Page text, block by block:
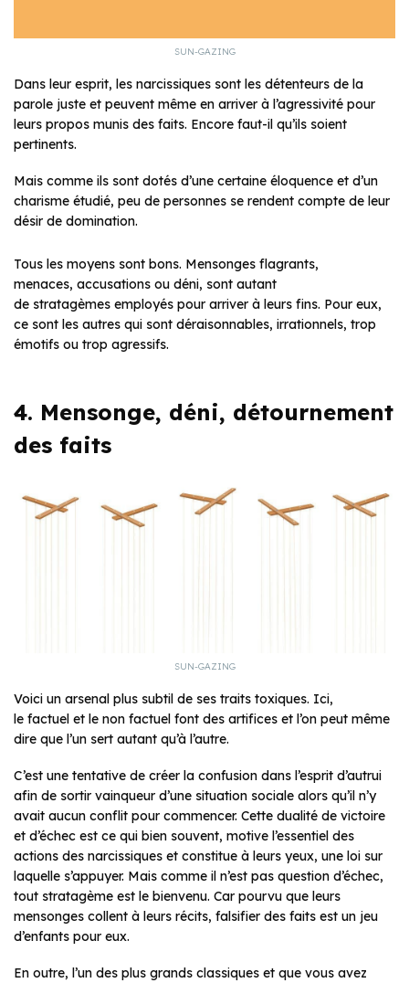
SUN-GAZING
Dans leur esprit, les narcissiques sont les détenteurs de la
parole juste et peuvent même en arriver à l’agressivité pour
leurs propos munis des faits. Encore faut-il qu’ils soient
pertinents.
Mais comme ils sont dotés d’une certaine éloquence et d’un
charisme étudié, peu de personnes se rendent compte de leur
désir de domination.
Tous les moyens sont bons. Mensonges flagrants,
menaces, accusations ou déni, sont autant
de stratagèmes employés pour arriver à leurs fins. Pour eux,
ce sont les autres qui sont déraisonnables, irrationnels, trop
émotifs ou trop agressifs.
4. Mensonge, déni, détournement
des faits
SUN-GAZING
Voici un arsenal plus subtil de ses traits toxiques. Ici,
le factuel et le non factuel font des artifices et l’on peut même
dire que l’un sert autant qu’à l’autre.
C’est une tentative de créer la confusion dans l’esprit d’autrui
afin de sortir vainqueur d’une situation sociale alors qu’il n’y
avait aucun conflit pour commencer. Cette dualité de victoire
et d’échec est ce qui bien souvent, motive l’essentiel des
actions des narcissiques et constitue à leurs yeux, une loi sur
laquelle s’appuyer. Mais comme il n’est pas question d’échec,
tout stratagème est le bienvenu. Car pourvu que leurs
mensonges collent à leurs récits, falsifier des faits est un jeu
d’enfants pour eux.
En outre, l’un des plus grands classiques et que vous avez